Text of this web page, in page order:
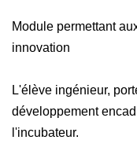
Module permettant
innovation
L'élève ingénieur,
développement
l'incubateur.